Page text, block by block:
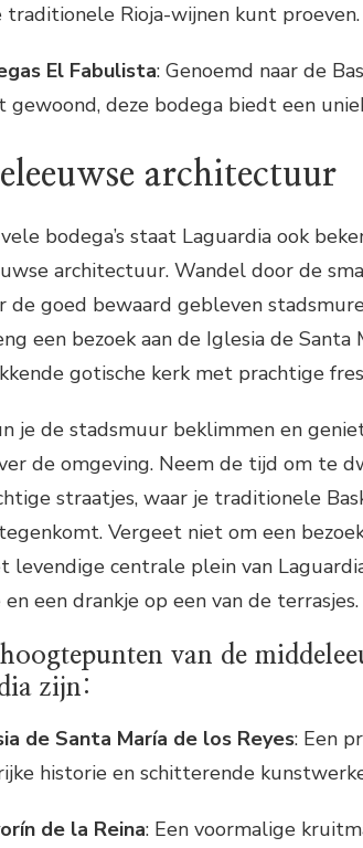
traditionele Rioja-wijnen kunt proeven.
El Fabulista: Genoemd naar de
gewoond, deze bodega biedt een
architectuur
bodega’s staat Laguardia ook
architectuur. Wandel door de
de goed bewaard gebleven
een bezoek aan de Iglesia de Santa
gotische kerk met prachtige
je de stadsmuur beklimmen en
de omgeving. Neem de tijd om te
straatjes, waar je traditionele
Vergeet niet om een
levendige centrale plein van
en een drankje op een van de terrasjes.
van de
zijn:
de Santa María de los Reyes: Een
historie en schitterende
de la Reina: Een voormalige